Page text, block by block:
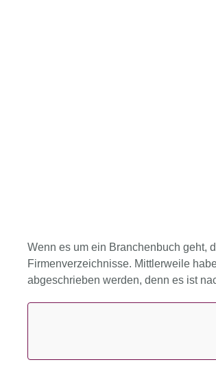
Wenn es um ein Branchenbuch geht,
Firmenverzeichnisse. Mittlerweile
abgeschrieben werden, denn es ist